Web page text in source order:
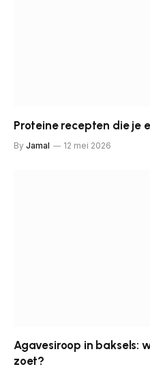
Proteine recepten die je
By Jamal 12 mei 2026
Agavesiroop in baksels:
zoet?